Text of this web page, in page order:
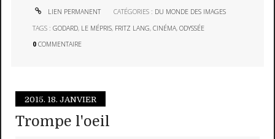
LIEN PERMANENT CATÉGORIES : DU MONDE DES IMAGES
TAGS :GODARD, LE MÉPRIS, FRITZ LANG,CINÉMA,ODYSSÉE
0 COMMENTAIRE
2015. 18. JANVIER
Trompe l'oeil